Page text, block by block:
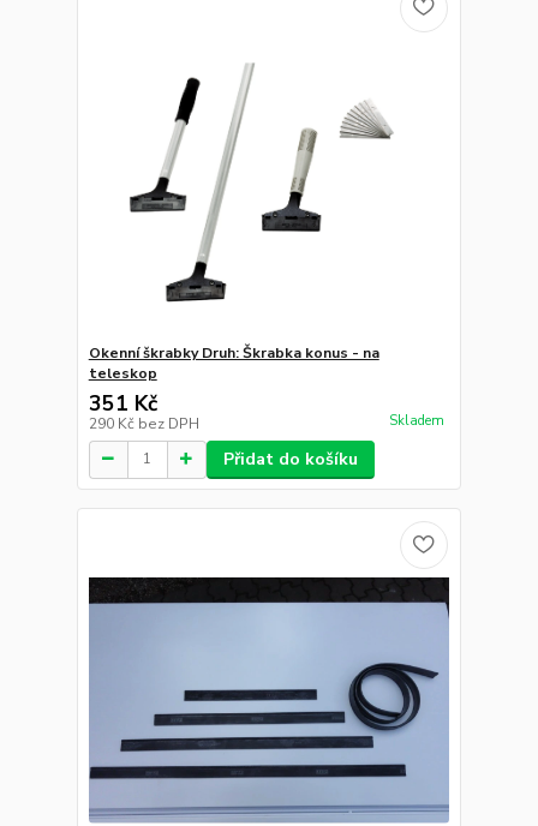
Okenní škrabky Druh: Škrabka konus - na
teleskop
351 Kč
290 Kč bez DPH Skladem
Přidat do košíku